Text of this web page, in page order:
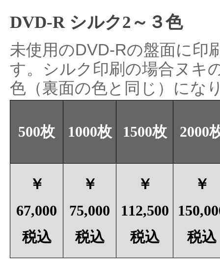
DVD-R シルク2～３色
未使用のDVD-Rの盤面に印
す。シルク印刷の場合ヌキ
色（裏面の色と同じ）にな
500枚 1000枚 1500枚 2000
￥
67,000
税込
￥
75,000
税込
￥
112,500
税込
￥
税込